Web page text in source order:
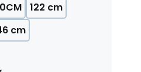
122 cm
cm